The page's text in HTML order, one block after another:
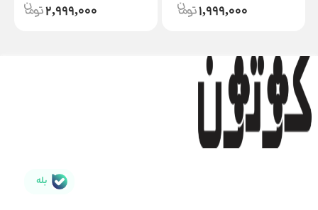
1,999,000
2,999,000
بله